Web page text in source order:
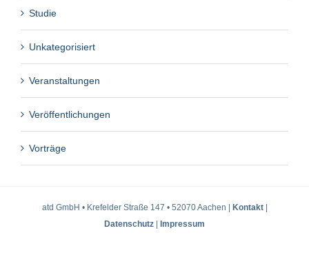
Studie
Unkategorisiert
Veranstaltungen
Veröffentlichungen
Vorträge
atd GmbH • Krefelder Straße 147 • 52070 Aachen | Kontakt|
Datenschutz
Impressum